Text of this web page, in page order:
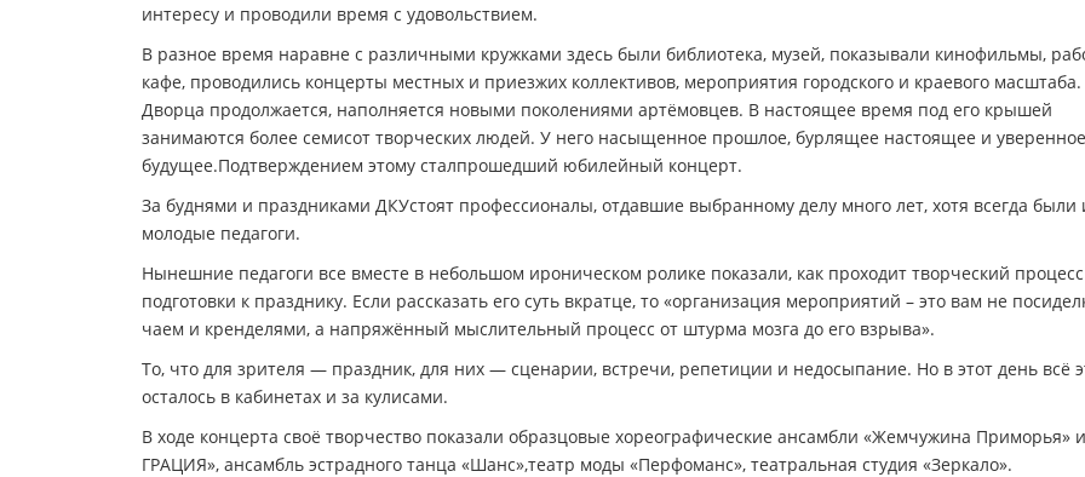
интересу и проводили время с удовольствием.
В разное время наравне с различными кружками здесь были библиотека, музей, показывали кинофильмы,
кафе, проводились концерты местных и приезжих коллективов, мероприятия городского и краевого
Дворца продолжается, наполняется новыми поколениями артёмовцев. В настоящее время под его крышей
занимаются более семисот творческих людей. У него насыщенное прошлое, бурлящее настоящее и уверенное
будущее.Подтверждением этому сталпрошедший юбилейный концерт.
За буднями и праздниками ДКУстоят профессионалы, отдавшие выбранному делу много лет, хотя всегда были
молодые педагоги.
Нынешние педагоги все вместе в небольшом ироническом ролике показали, как проходит творческий процесс
подготовки к празднику. Если рассказать его суть вкратце, то «организация мероприятий – это вам не
чаем и кренделями, а напряжённый мыслительный процесс от штурма мозга до его взрыва».
То, что для зрителя — праздник, для них — сценарии, встречи, репетиции и недосыпание. Но в этот день всё
осталось в кабинетах и за кулисами.
В ходе концерта своё творчество показали образцовые хореографические ансамбли «Жемчужина Приморья»
ГРАЦИЯ», ансамбль эстрадного танца «Шанс»,театр моды «Перфоманс», театральная студия «Зеркало».